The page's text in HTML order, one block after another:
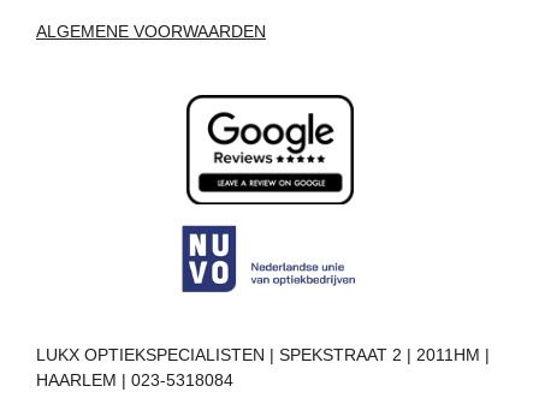
ALGEMENE VOORWAARDEN
LUKX OPTIEKSPECIALISTEN | SPEKSTRAAT 2 | 2011HM |
HAARLEM | 023-5318084